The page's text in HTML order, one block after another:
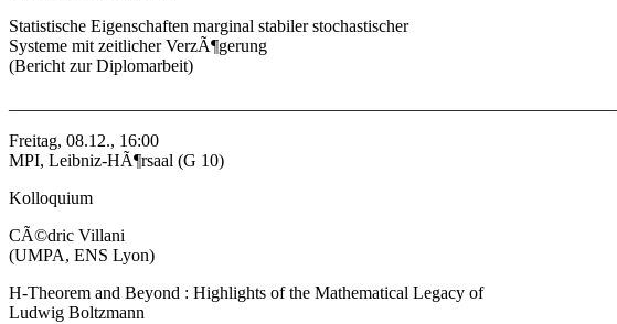
Statistische Eigenschaften marginal stabiler stochastischer
Systeme mit zeitlicher VerzÃ¶gerung
(Bericht zur Diplomarbeit)
Freitag, 08.12., 16:00
MPI, Leibniz-HÃ¶rsaal (G 10)
Kolloquium
CÃ©dric Villani
(UMPA, ENS Lyon)
H-Theorem and Beyond : Highlights of the Mathematical Legacy of
Ludwig Boltzmann